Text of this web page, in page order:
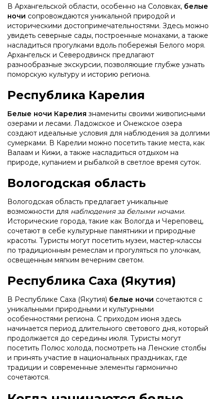
В Архангельской области, особенно на Соловках, белые
ночи сопровождаются уникальной природой и
историческими достопримечательностями. Здесь можно
увидеть северные сады, построенные монахами, а также
насладиться прогулками вдоль побережья Белого моря.
Архангельск и Северодвинск предлагают
разнообразные экскурсии, позволяющие глубже узнать
поморскую культуру и историю региона.
Республика Карелия
Белые ночи Карелия знамениты своими живописными
озерами и лесами. Ладожское и Онежское озера
создают идеальные условия для наблюдения за долгими
сумерками. В Карелии можно посетить такие места, как
Валаам и Кижи, а также насладиться отдыхом на
природе, купанием и рыбалкой в светлое время суток.
Вологодская область
Вологодская область предлагает уникальные
возможности для наблюдения за белыми ночами.
Исторические города, такие как Вологда и Череповец,
сочетают в себе культурные памятники и природные
красоты. Туристы могут посетить музеи, мастер-классы
по традиционным ремеслам и прогуляться по улочкам,
освещенным мягким вечерним светом.
Республика Саха (Якутия)
В Республике Саха (Якутия) белые ночи сочетаются с
уникальными природными и культурными
особенностями региона. С приходом июня здесь
начинается период длительного светового дня, который
продолжается до середины июля. Туристы могут
посетить Полюс холода, посмотреть на Ленские столбы
и принять участие в национальных праздниках, где
традиции и современные элементы гармонично
сочетаются.